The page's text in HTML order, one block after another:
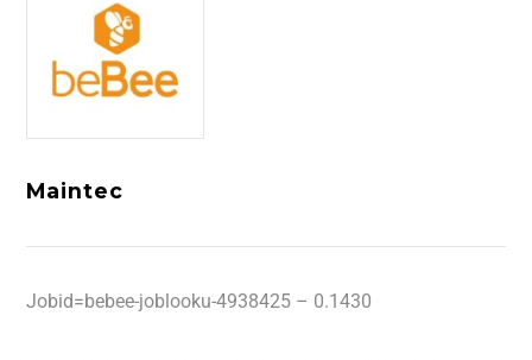
Maintec
Jobid=bebee-joblooku-4938425 – 0.1430